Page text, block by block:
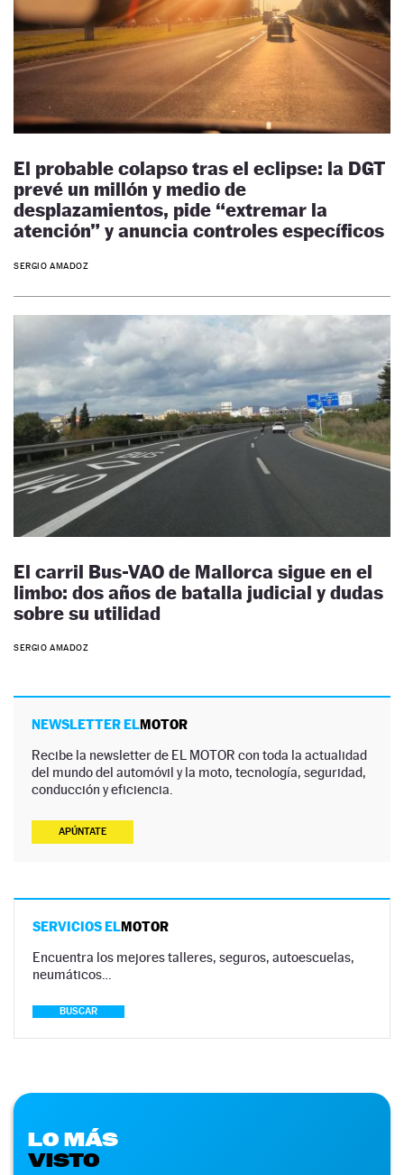
El probable colapso tras el eclipse: la DGT
prevé un millón y medio de
desplazamientos, pide “extremar la
atención” y anuncia controles específicos
SERGIO AMADOZ
El carril Bus-VAO de Mallorca sigue en el
limbo: dos años de batalla judicial y dudas
sobre su utilidad
SERGIO AMADOZ
NEWSLETTER ELMOTOR
Recibe la newsletter de EL MOTOR con toda la actualidad
del mundo del automóvil y la moto, tecnología, seguridad,
conducción y eficiencia.
APÚNTATE
SERVICIOS ELMOTOR
Encuentra los mejores talleres, seguros, autoescuelas,
neumáticos…
BUSCAR
LO MÁS
VISTO